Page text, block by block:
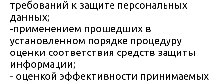
требований к защите персональных
данных;
-применением прошедших в
установленном порядке процедуру
оценки соответствия средств защиты
информации;
- оценкой эффективности принимаемых